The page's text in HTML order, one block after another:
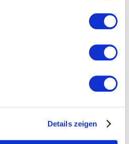
Details zeigen
fordert der Auftraggeber
sog.
prüft der Auftraggeber nur die
d. h. deren Zuverlässigkeit, sowie
Leistungsfähigkeit.